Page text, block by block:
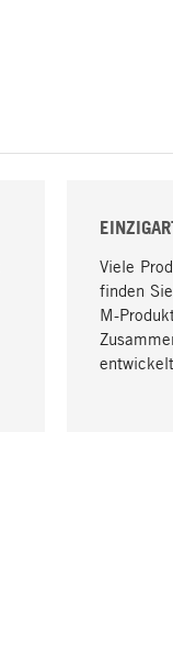
Viele
finden
M-